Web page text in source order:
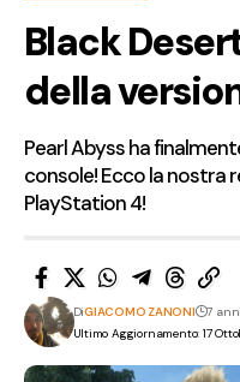
Black
della
Pearl Abyss ha
console! Ecco la nostra
PlayStation 4!
Ultimo Aggiornamento: 17
DiGIACOMO ZANONI 7